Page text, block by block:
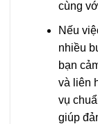
cùng
Nếu
nhiều
bạn
và liên
vụ
giúp